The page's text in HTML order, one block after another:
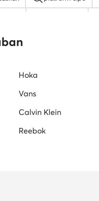
férfi cipő
Hoka
Vans
Calvin Klein
Reebok